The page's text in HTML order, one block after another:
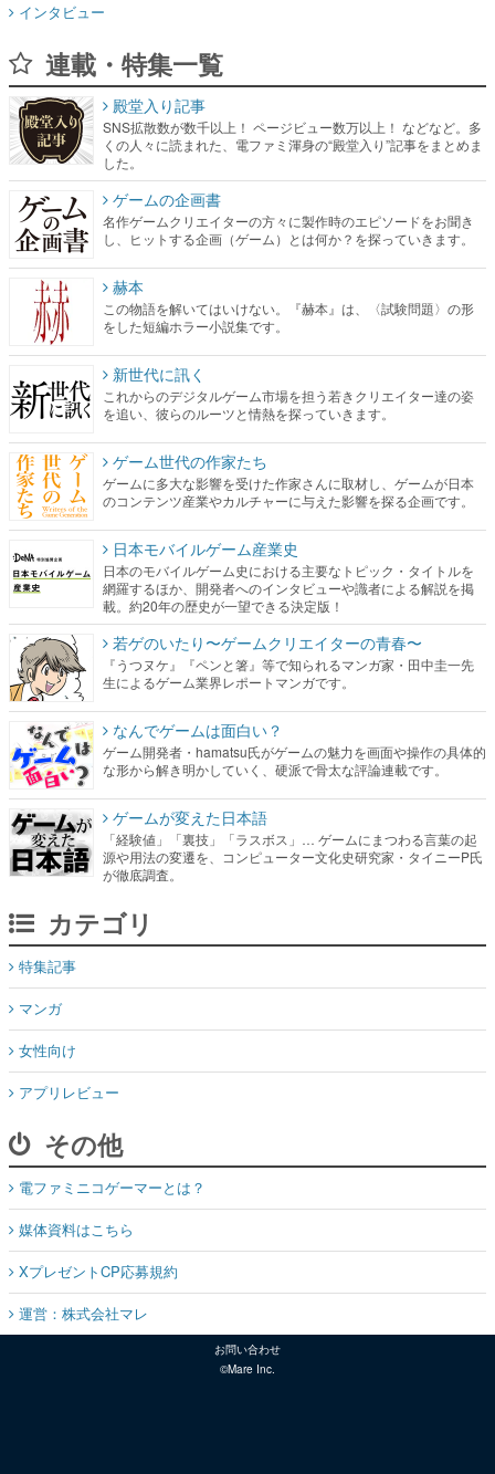
インタビュー
連載・特集一覧
殿堂入り記事
SNS拡散数が数千以上！ ページビュー数万以上！ などなど。多
くの人々に読まれた、電ファミ渾身の“殿堂入り”記事をまとめま
した。
ゲームの企画書
名作ゲームクリエイターの方々に製作時のエピソードをお聞き
し、ヒットする企画（ゲーム）とは何か？を探っていきます。
赫本
この物語を解いてはいけない。『赫本』は、〈試験問題〉の形
をした短編ホラー小説集です。
新世代に訊く
これからのデジタルゲーム市場を担う若きクリエイター達の姿
を追い、彼らのルーツと情熱を探っていきます。
ゲーム世代の作家たち
ゲームに多大な影響を受けた作家さんに取材し、ゲームが日本
のコンテンツ産業やカルチャーに与えた影響を探る企画です。
日本モバイルゲーム産業史
日本のモバイルゲーム史における主要なトピック・タイトルを
網羅するほか、開発者へのインタビューや識者による解説を掲
載。約20年の歴史が一望できる決定版！
若ゲのいたり〜ゲームクリエイターの青春〜
『うつヌケ』『ペンと箸』等で知られるマンガ家・田中圭一先
生によるゲーム業界レポートマンガです。
なんでゲームは面白い？
ゲーム開発者・hamatsu氏がゲームの魅力を画面や操作の具体的
な形から解き明かしていく、硬派で骨太な評論連載です。
ゲームが変えた日本語
「経験値」「裏技」「ラスボス」… ゲームにまつわる言葉の起
源や用法の変遷を、コンピューター文化史研究家・タイニーP氏
が徹底調査。
カテゴリ
特集記事
マンガ
女性向け
アプリレビュー
その他
電ファミニコゲーマーとは？
媒体資料はこちら
XプレゼントCP応募規約
運営：株式会社マレ
お問い合わせ
©Mare Inc.